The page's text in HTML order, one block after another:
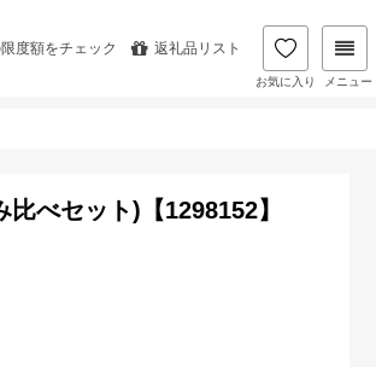
限度額をチェック 返礼品リスト
お気に入り メニュー
べセット)【1298152】